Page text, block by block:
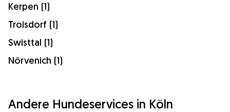
Kerpen (1)
Troisdorf (1)
Swisttal (1)
Nörvenich (1)
Andere Hundeservices in Köln